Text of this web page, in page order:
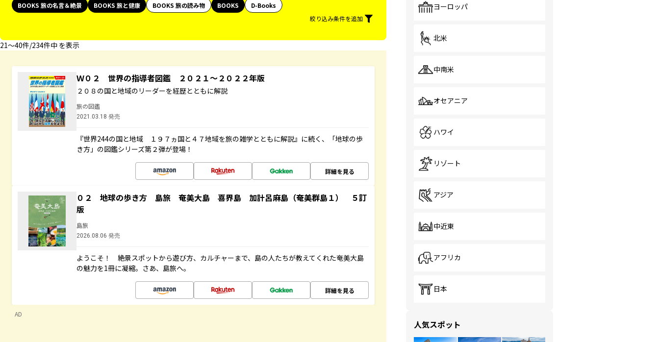
BOOKS 旅の名言＆絶景
BOOKS 旅と健康 BOOKS 旅の読み物 BOOKS
D-Books
絞り込み条件を追加
21〜40件/234件中 を表示
Ｗ０２ 世界の指導者図鑑 ２０２１～２０２２年版
２０８の国と地域のリーダーを経歴とともに解説
旅の図鑑
2021.03.18 発売
『世界244の国と地域 １９７ヵ国と４７地域を旅の雑学とともに解説』に続く、「地球の歩
き方」の図鑑シリーズ第２弾が登場！
詳細を見る
０２ 地球の歩き方 島旅 奄美大島 喜界島 加計呂麻島（奄美群島１） ５訂
版
島旅
2026.08.06 発売
ようこそ！ 絶景スポットから遊び方、カルチャーまで、島の人たちが教えてくれた奄美大島
の魅力を1冊に凝縮。さあ、島旅へ。
詳細を見る
AD
ヨーロッパ
北米
中南米
オセアニア
ハワイ
リゾート
アジア
中近東
アフリカ
日本
人気スポット